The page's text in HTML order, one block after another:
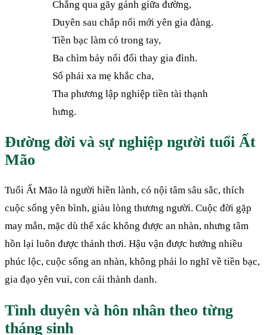
Chẳng qua gãy gánh giữa đường,
Duyên sau chắp nối mới yên gia đàng.
Tiền bạc làm có trong tay,
Ba chìm bảy nổi đổi thay gia đình.
Số phải xa mẹ khắc cha,
Tha phương lập nghiệp tiền tài thạnh
hưng.
Đường đời và sự nghiệp người tuổi Ất
Mão
Tuổi Ất Mão là người hiền lành, có nội tâm sâu sắc, thích
cuộc sống yên bình, giàu lòng thương người. Cuộc đời gặp
may mắn, mặc dù thể xác không được an nhàn, nhưng tâm
hồn lại luôn được thảnh thơi. Hậu vận được hưởng nhiều
phúc lộc, cuộc sống an nhàn, không phải lo nghĩ về tiền bạc,
gia đạo yên vui, con cái thành danh.
Tình duyên và hôn nhân theo từng
tháng sinh